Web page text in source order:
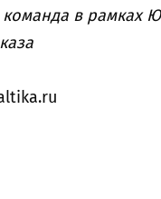
команда в рамках